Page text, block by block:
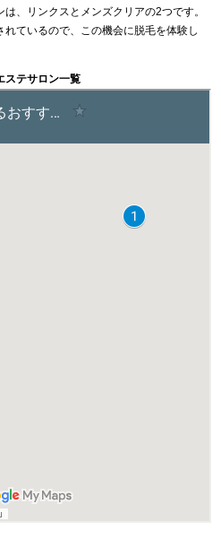
、リンクスとメンズクリアの2つです。
ているので、この機会に脱毛を体験し
ステサロン一覧